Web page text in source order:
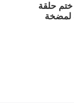
حلقة
لمضخة